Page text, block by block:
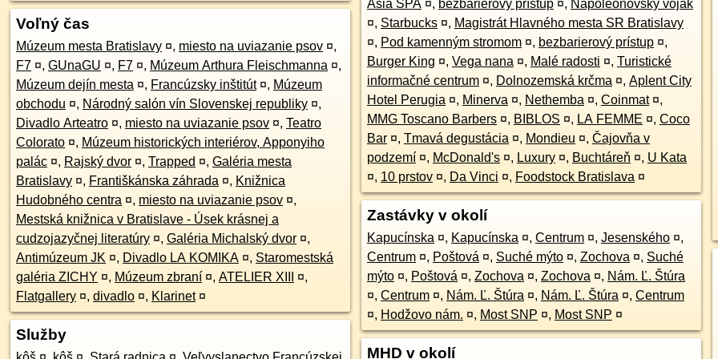
Voľný čas
Múzeum mesta Bratislavy ¤, miesto na uviazanie psov ¤,
F7 ¤, GUnaGU ¤, F7 ¤, Múzeum Arthura Fleischmanna ¤,
Múzeum dejín mesta ¤, Francúzsky inštitút ¤, Múzeum
obchodu ¤, Národný salón vín Slovenskej republiky ¤,
Divadlo Arteatro ¤, miesto na uviazanie psov ¤, Teatro
Colorato ¤, Múzeum historických interiérov, Apponyiho
palác ¤, Rajský dvor ¤, Trapped ¤, Galéria mesta
Bratislavy ¤, Františkánska záhrada ¤, Knižnica
Hudobného centra ¤, miesto na uviazanie psov ¤,
Mestská knižnica v Bratislave - Úsek krásnej a
cudzojazyčnej literatúry ¤, Galéria Michalský dvor ¤,
Antimúzeum JK ¤, Divadlo LA KOMIKA ¤, Staromestská
galéria ZICHY ¤, Múzeum zbraní ¤, ATELIER XIII ¤,
Flatgallery ¤, divadlo ¤, Klarinet ¤
Služby
Asia SPA ¤, bezbarierový prístup ¤, Napoleonovský vojak
¤, Starbucks ¤, Magistrát Hlavného mesta SR Bratislavy
¤, Pod kamenným stromom ¤, bezbarierový prístup ¤,
Burger King ¤, Vega nana ¤, Malé radosti ¤, Turistické
informačné centrum ¤, Dolnozemská krčma ¤, Aplent City
Hotel Perugia ¤, Minerva ¤, Nethemba ¤, Coinmat ¤,
MMG Toscano Barbers ¤, BIBLOS ¤, LA FEMME ¤, Coco
Bar ¤, Tmavá degustácia ¤, Mondieu ¤, Čajovňa v
podzemí ¤, McDonald's ¤, Luxury ¤, Buchtáreň ¤, U Kata
¤, 10 prstov ¤, Da Vinci ¤, Foodstock Bratislava ¤
Zastávky v okolí
Kapucínska ¤, Kapucínska ¤, Centrum ¤, Jesenského ¤,
Centrum ¤, Poštová ¤, Suché mýto ¤, Zochova ¤, Suché
mýto ¤, Poštová ¤, Zochova ¤, Zochova ¤, Nám. Ľ. Štúra
¤, Centrum ¤, Nám. Ľ. Štúra ¤, Nám. Ľ. Štúra ¤, Centrum
¤, Hodžovo nám. ¤, Most SNP ¤, Most SNP ¤
MHD v okolí